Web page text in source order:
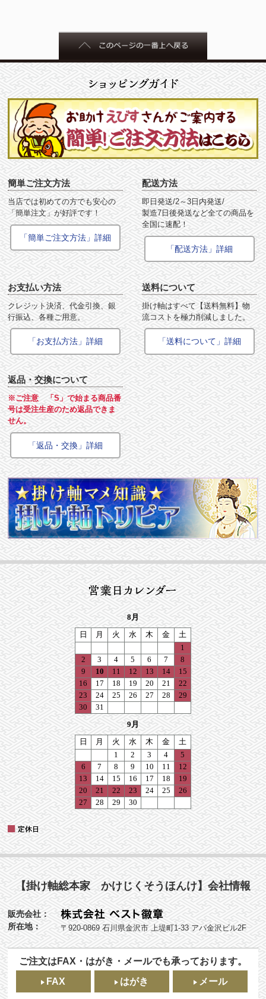
簡単ご注文方法
当店では初めての方でも安心の
「簡単注文」が好評です！
「簡単ご注文方法」詳細
配送方法
即日発送/2～3日内発送/
製造7日後発送など全ての商品を
全国に速配！
「配送方法」詳細
お支払い方法
クレジット決済、代金引換、銀
行振込、各種ご用意。
「お支払方法」詳細
送料について
掛け軸はすべて【送料無料】物
流コストを極力削減しました。
「送料について」詳細
返品・交換について
※ご注意 「S」で始まる商品番
号は受注生産のため返品できま
せん。
「返品・交換」詳細
【掛け軸総本家 かけじくそうほんけ】会社情報
販売会社：
所在地：
〒920-0869 石川県金沢市 上堤町1-33 アパ金沢ビル2F
ご注文はFAX・はがき・メールでも承っております。
FAX
はがき メール